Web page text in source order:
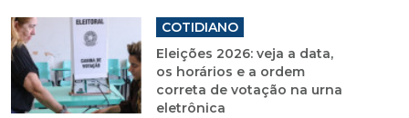
COTIDIANO
Eleições 2026: veja a data,
os horários e a ordem
correta de votação na urna
eletrônica